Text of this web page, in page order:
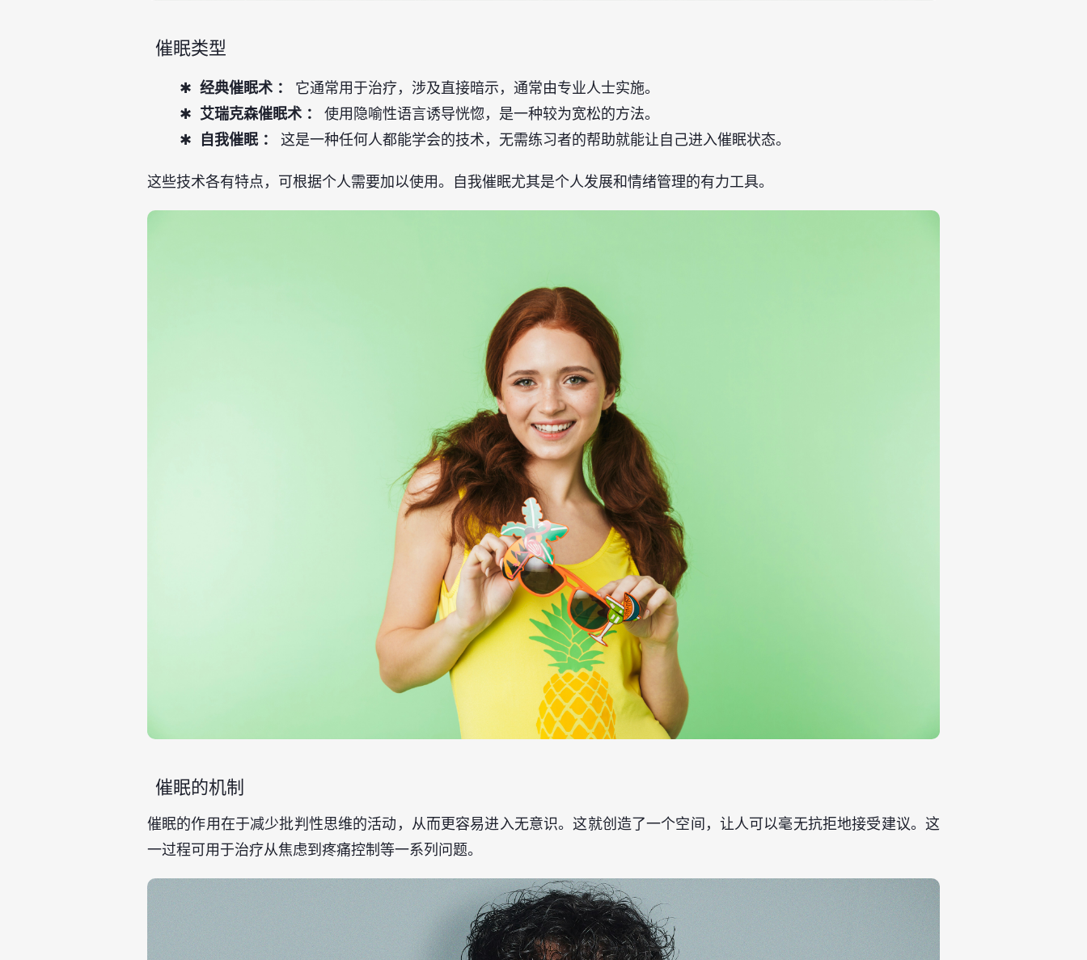
催眠类型
经典催眠术 ：
它通常用于治疗，涉及直接暗示，通常由专业人士实施。
艾瑞克森催眠术 ：
使用隐喻性语言诱导恍惚，是一种较为宽松的方法。
自我催眠 ：
这是一种任何人都能学会的技术，无需练习者的帮助就能让自己进入催眠状态。
这些技术各有特点，可根据个人需要加以使用。自我催眠尤其是个人发展和情绪管理的有力工具。
催眠的机制
催眠的作用在于减少批判性思维的活动，从而更容易进入无意识。这就创造了一个空间，让人可以毫无抗拒地接受建议。这
一过程可用于治疗从焦虑到疼痛控制等一系列问题。